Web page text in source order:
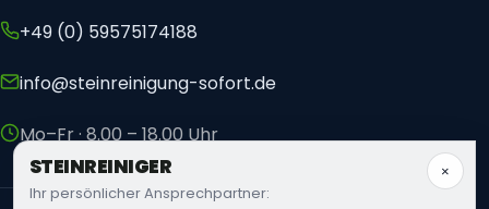
+49 (0) 59575174188
info@steinreinigung-sofort.de
Mo–Fr · 8.00 – 18.00 Uhr
×
STEINREINIGER
Ihr persönlicher Ansprechpartner: